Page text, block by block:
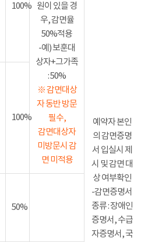
100% 원이 있을 경
우, 감면율
50%적용
-예) 보훈대
상자+그가족
: 50%
※ 감면대상
자 동반 방문
필수,
감면대상자
미방문시 감
면 미적용
예약자 본인
의 감면증명
서 입실시 제
시 및 감면 대
상 여부확인
-감면증명서
종류 : 장애인
증명서, 수급
자증명서, 국
100%
50%